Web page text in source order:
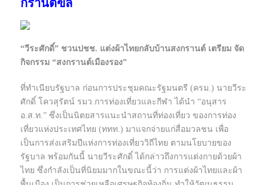
กรานต์ฃล
“วีระศักดิ์” ชวนปชช. แต่งผ้าไทยกลับบ้านสงกรานต์ เตรียม จัด
กิจกรรม “สงกรานต์เมืองรอง”
ที่ทำเนียบรัฐบาล ก่อนการประชุมคณะรัฐมนตรี (ครม.) นายวีระ
ศักดิ์ โควสุรัตน์ รมว.การท่องเที่ยวและกีฬา ได้นำ “อนุสาร
อ.ส.ท.” ซึ่งเป็นนิตยสารแนะนำสถานที่ท่องเที่ยว ของการท่อง
เที่ยวแห่งประเทศไทย (ททท.) มาแจกจ่ายแก่สื่อมวลชน เพื่อ
เป็นการส่งเสริมปีแห่งการท่องเที่ยววิถีไทย ตามนโยบายของ
รัฐบาล พร้อมกันนี้ นายวีระศักดิ์ ได้กล่าวถึงการแต่งกายด้วยผ้า
ไทย ซึ่งกำลังเป็นที่นิยมมากในขณะนี้ว่า การแต่งผ้าไทยและผ้า